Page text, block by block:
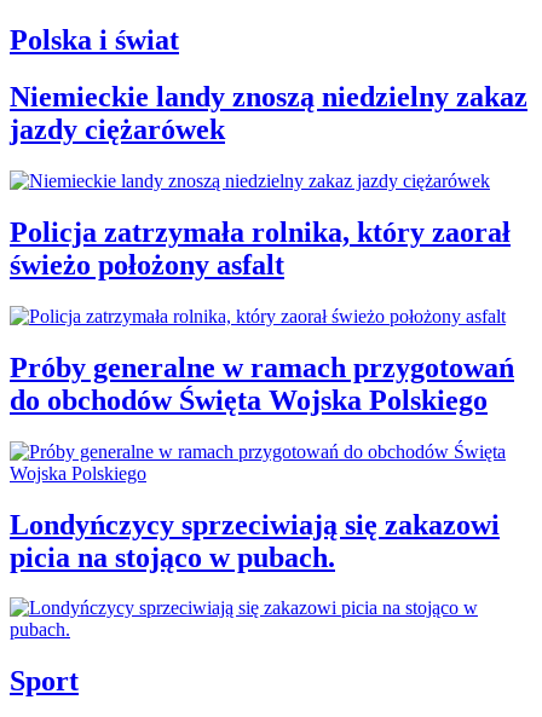
Polska i świat
Niemieckie landy znoszą niedzielny zakaz
jazdy ciężarówek
Policja zatrzymała rolnika, który zaorał
świeżo położony asfalt
Próby generalne w ramach przygotowań
do obchodów Święta Wojska Polskiego
Londyńczycy sprzeciwiają się zakazowi
picia na stojąco w pubach.
Sport